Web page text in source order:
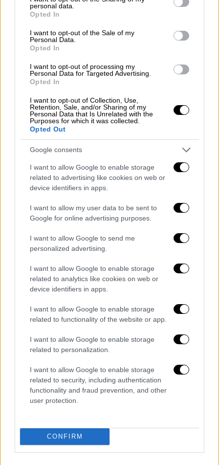
grant or deny consent to Google and its third-party tags to
use your data for below specified purposes in below Google
consent section.
personal data.
Opted In
I want to opt-out of the Sale of my
Personal Data.
Opted In
I want to opt-out of processing my
Personal Data for Targeted Advertising.
Opted In
I want to opt-out of Collection, Use,
Retention, Sale, and/or Sharing of my
Personal Data that Is Unrelated with the
Purposes for which it was collected.
Opted Out
Google consents
I want to allow Google to enable storage
related to advertising like cookies on web or
device identifiers in apps.
I want to allow my user data to be sent to
Google for online advertising purposes.
I want to allow Google to send me
personalized advertising.
I want to allow Google to enable storage
related to analytics like cookies on web or
device identifiers in apps.
I want to allow Google to enable storage
related to functionality of the website or app.
I want to allow Google to enable storage
related to personalization.
I want to allow Google to enable storage
related to security, including authentication
functionality and fraud prevention, and other
user protection.
CONFIRM
6 μποφόρ και δεν αποκλείεται κάποιες
στιγμές να φτάσει και τα 7.
Σε ό,τι αφορά στις θερμοκρασίες
, οι πιο
υψηλές θα είναι κοντά στους 35 με 36 σε
κλειστά γεωγραφικά διαμερίσματα του
ηπειρωτικού κορμού, περιοχές δηλαδή που
δεν βρέχονται από θάλασσα, όπως το
εσωτερικό της Θεσσαλίας, το εσωτερικό
της Κεντρικής Μακεδονίας, η νότια και
ανατολική Πελοπόννησος, η νότια Κρήτη και
το εσωτερικό της Ρόδου.Η πιο δροσερή
γωνιά της χώρας, θα είναι οι Κυκλάδες, όπου
δεν θα ξεπεράσουμε τους 28 με 30 βαθμούς.
video
Ο καιρός σε Αττική και Θεσσαλονίκη
Πολύ καλές καιρικές συνθήκες θα
επικρατήσουν σήμερα στην Αττική
το μεσημέρι θα δούμε να καταγράφονται οι
υψηλότερες θερμοκρασίες, με τον
υδράργυρο να φτάνει τους 34 βαθμούς.
Θεσσαλονίκηαν και το απόγευμα θα δούμε
κάποια σύννεφα αστάθειας, όχι όμως κάτι το
ιδιαίτερο. Η θερμοκρασία θα φτάσει τους 34